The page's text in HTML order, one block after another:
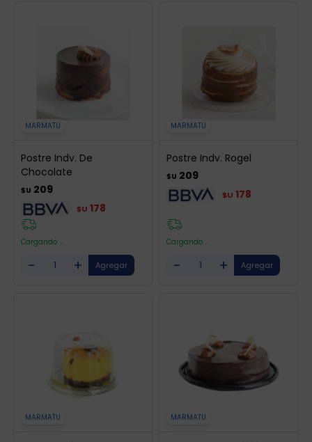
MARMATU
Postre Indv. De
Chocolate
$U 209
$U 178
Cargando ...
- +
MARMATU
Postre Indv. Rogel
$U 209
$U 178
Cargando ...
- +
MARMATU MARMATU